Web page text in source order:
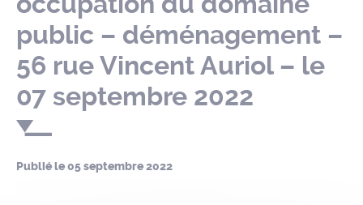
public – déménagement –
56 rue Vincent Auriol – le
07 septembre 2022
Publié le05 septembre 2022